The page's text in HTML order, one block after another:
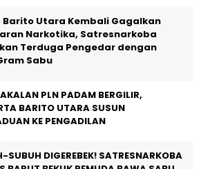
Barito Utara Kembali Gagalkan
Narkotika, Satresnarkoba
Terduga Pengedar dengan
Sabu
PLN PADAM BERGILIR,
BARITO UTARA SUSUN
KE PENGADILAN
SUBUH DIGEREBEK! SATRESNARKOBA